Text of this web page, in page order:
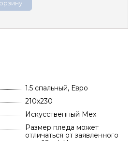
1.5 спальный, Евро
210х230
Искусственный Мех
Размер пледа может
отличаться от заявленного